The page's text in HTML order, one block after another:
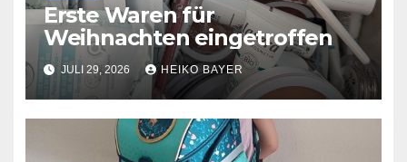
Erste Waren für
Weihnachten eingetroffen
JULI 29, 2026 HEIKO BAYER